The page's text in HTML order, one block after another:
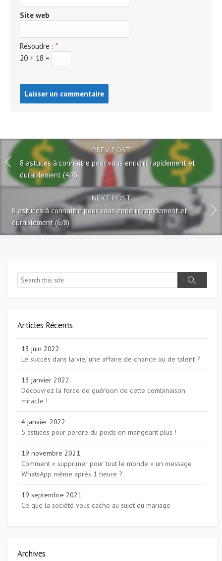
Site web
Résoudre : *
20 + 18 =
PREV POST
8 astuces à connaître pour vous enrichir rapidement et
durablement (4/8)
NEXT POST
8 astuces à connaître pour vous enrichir rapidement et
durablement (6/8)
Search
Search
Articles Récents
13 juin 2022
Le succès dans la vie, une affaire de chance ou de talent ?
13 janvier 2022
Découvrez la force de guérison de cette combinaison
miracle !
4 janvier 2022
5 astuces pour perdre du poids en mangeant plus !
19 novembre 2021
Comment « supprimer pour tout le monde » un message
WhatsApp même après 1 heure ?
19 septembre 2021
Ce que la société vous cache au sujet du mariage
Archives